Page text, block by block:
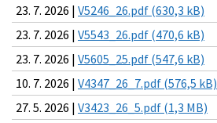
23. 7. 2026 | V5246_26.pdf (630,3 kB)
23. 7. 2026 | V5543_26.pdf (470,6 kB)
23. 7. 2026 | V5605_25.pdf (547,6 kB)
10. 7. 2026 | V4347_26_7.pdf (576,5 kB)
27. 5. 2026 | V3423_26_5.pdf (1,3 MB)